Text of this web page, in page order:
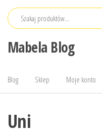
Przejdź
Mabela Blog
Blog Sklep Moje konto
Uni